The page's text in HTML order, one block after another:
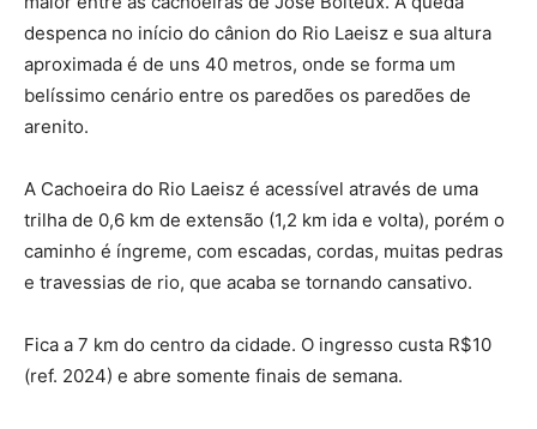
despenca no início do cânion do Rio Laeisz e sua altura
aproximada é de uns 40 metros, onde se forma um
belíssimo cenário entre os paredões os paredões de
arenito.
A Cachoeira do Rio Laeisz é acessível através de uma
trilha de 0,6 km de extensão (1,2 km ida e volta), porém o
caminho é íngreme, com escadas, cordas, muitas pedras
e travessias de rio, que acaba se tornando cansativo.
Fica a 7 km do centro da cidade. O ingresso custa R$10
(ref. 2024) e abre somente finais de semana.